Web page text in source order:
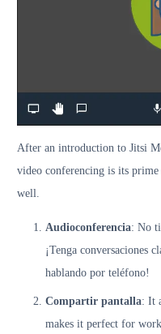
After an introduction to Jitsi
video conferencing is its prime
well.
Audioconferencia: No
¡Tenga conversaciones
hablando por teléfono!
Compartir pantalla: It
makes it perfect for